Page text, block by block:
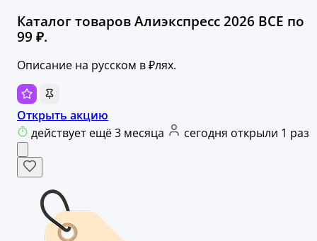
Каталог товаров Алиэкспресс 2026 ВСЕ по
99 ₽.
Описание на русском в ₽лях.
Открыть акцию
действует ещё 3 месяца
сегодня открыли 1 раз